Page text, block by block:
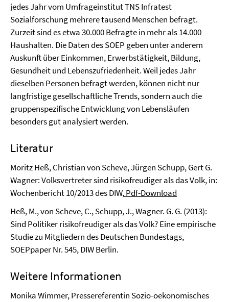
jedes Jahr vom Umfrageinstitut TNS Infratest
Sozialforschung mehrere tausend Menschen befragt.
Zurzeit sind es etwa 30.000 Befragte in mehr als 14.000
Haushalten. Die Daten des SOEP geben unter anderem
Auskunft über Einkommen, Erwerbstätigkeit, Bildung,
Gesundheit und Lebenszufriedenheit. Weil jedes Jahr
dieselben Personen befragt werden, können nicht nur
langfristige gesellschaftliche Trends, sondern auch die
gruppenspezifische Entwicklung von Lebensläufen
besonders gut analysiert werden.
Literatur
Moritz Heß, Christian von Scheve, Jürgen Schupp, Gert G.
Wagner: Volksvertreter sind risikofreudiger als das Volk, in:
Wochenbericht 10/2013 des DIW,Pdf-Download
Heß, M., von Scheve, C., Schupp, J., Wagner. G. G. (2013):
Sind Politiker risikofreudiger als das Volk? Eine empirische
Studie zu Mitgliedern des Deutschen Bundestags,
SOEPpaper Nr. 545, DIW Berlin.
Weitere Informationen
Monika Wimmer, Pressereferentin Sozio-oekonomisches